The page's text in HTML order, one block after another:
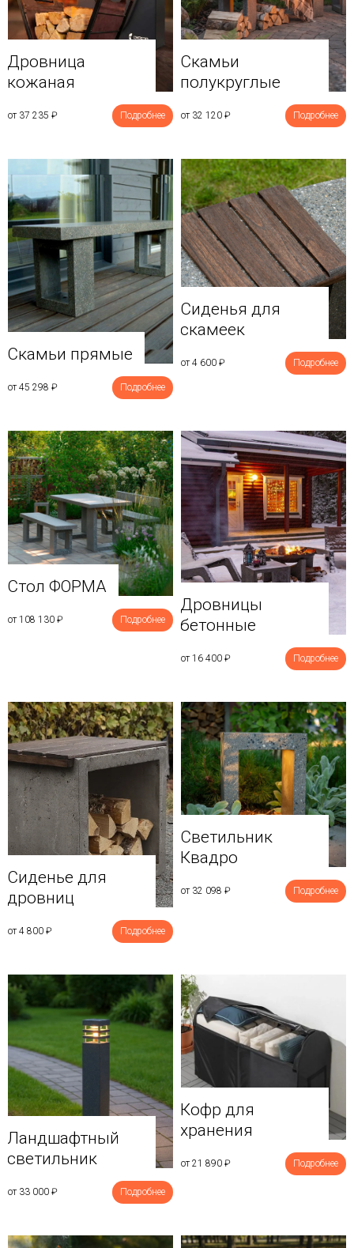
Дровница
кожаная
от 37 235 ₽ Подробнее
Скамьи
полукруглые
от 32 120 ₽ Подробнее
Скамьи прямые
от 45 298 ₽ Подробнее
Сиденья для
скамеек
от 4 600 ₽ Подробнее
Стол ФОРМА
от 108 130 ₽ Подробнее
Дровницы
бетонные
от 16 400 ₽ Подробнее
Сиденье для
дровниц
от 4 800 ₽ Подробнее
Светильник
Квадро
от 32 098 ₽ Подробнее
Ландшафтный
светильник
от 33 000 ₽ Подробнее
Кофр для
хранения
от 21 890 ₽ Подробнее